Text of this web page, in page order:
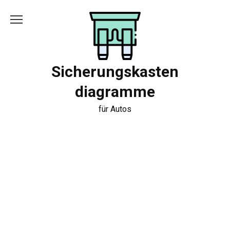
content
Sicherungskasten
diagramme
für Autos